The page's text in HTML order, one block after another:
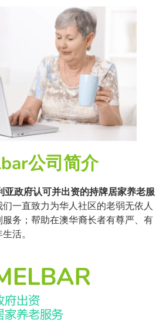
公司简介
亚政府认可并出资的持牌居家养老服
一直致力为华人社区的老弱无依人
务；帮助在澳华裔长者有尊严、有
活。